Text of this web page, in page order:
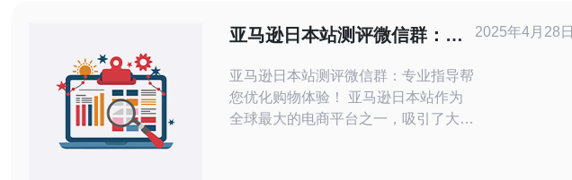
试判断是端口被重置、IP 被封或路径中
断：使用
亚马逊日本站测评微信群：专
亚马逊日本站测评微信群：专业指导帮
您优化购物体验！ 亚马逊日本站作为
全球最大的电商平台之一，吸引了大量
2025年4月28日